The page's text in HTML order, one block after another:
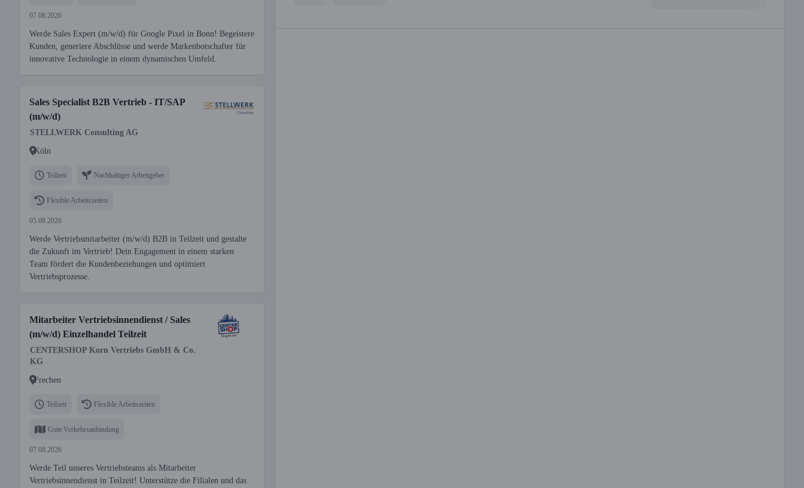
07.08.2026
Werde Sales Expert (m/w/d) für Google Pixel in Bonn! Begeistere
Kunden, generiere Abschlüsse und werde Markenbotschafter für
innovative Technologie in einem dynamischen Umfeld.
Sales Specialist B2B Vertrieb - IT/SAP
(m/w/d)
STELLWERK Consulting AG
Köln
Teilzeit Nachhaltiger Arbeitgeber
Flexible Arbeitszeiten
05.08.2026
Werde Vertriebsmitarbeiter (m/w/d) B2B in Teilzeit und gestalte
die Zukunft im Vertrieb! Dein Engagement in einem starken
Team fördert die Kundenbeziehungen und optimiert
Vertriebsprozesse.
Mitarbeiter Vertriebsinnendienst / Sales
(m/w/d) Einzelhandel Teilzeit
CENTERSHOP Korn Vertriebs GmbH & Co.
KG
Frechen
Teilzeit Flexible Arbeitszeiten
Gute Verkehrsanbindung
07.08.2026
Werde Teil unseres Vertriebsteams als Mitarbeiter
Vertriebsinnendienst in Teilzeit! Unterstütze die Filialen und das